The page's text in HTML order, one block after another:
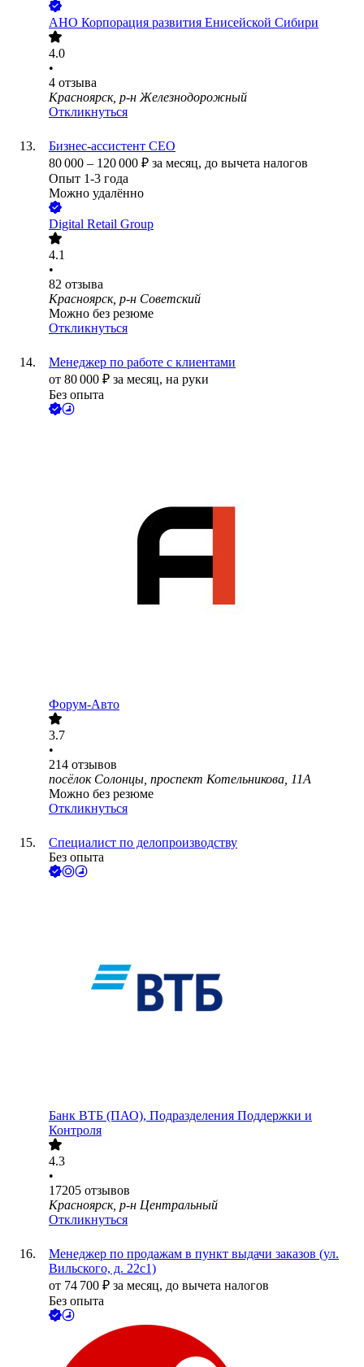
АНО Корпорация развития Енисейской Сибири
4.0
•
4 отзыва
Красноярск, р-н Железнодорожный
Откликнуться
Бизнес-ассистент CEO
80 000 – 120 000 ₽ за месяц, до вычета налогов
Опыт 1-3 года
Можно удалённо
Digital Retail Group
4.1
•
82 отзыва
Красноярск, р-н Советский
Можно без резюме
Откликнуться
Менеджер по работе с клиентами
от 80 000 ₽ за месяц, на руки
Без опыта
Форум-Авто
3.7
•
214 отзывов
посёлок Солонцы, проспект Котельникова, 11А
Можно без резюме
Откликнуться
Специалист по делопроизводству
Без опыта
Банк ВТБ (ПАО), Подразделения Поддержки и
Контроля
4.3
•
17205 отзывов
Красноярск, р-н Центральный
Откликнуться
Менеджер по продажам в пункт выдачи заказов (ул.
Вильского, д. 22с1)
от 74 700 ₽ за месяц, до вычета налогов
Без опыта